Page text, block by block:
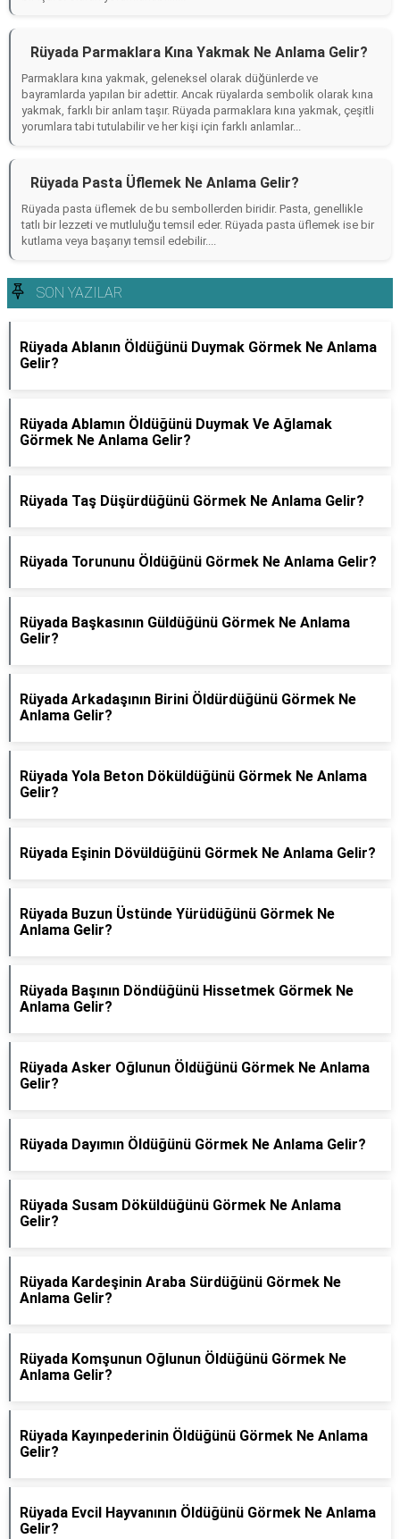
Rüyada Parmaklara Kına Yakmak Ne Anlama Gelir?
Parmaklara kına yakmak, geleneksel olarak düğünlerde ve
bayramlarda yapılan bir adettir. Ancak rüyalarda sembolik olarak kına
yakmak, farklı bir anlam taşır. Rüyada parmaklara kına yakmak, çeşitli
yorumlara tabi tutulabilir ve her kişi için farklı anlamlar...
Rüyada Pasta Üflemek Ne Anlama Gelir?
Rüyada pasta üflemek de bu sembollerden biridir. Pasta, genellikle
tatlı bir lezzeti ve mutluluğu temsil eder. Rüyada pasta üflemek ise bir
kutlama veya başarıyı temsil edebilir....
SON YAZILAR
Rüyada Ablanın Öldüğünü Duymak Görmek Ne Anlama
Gelir?
Rüyada Ablamın Öldüğünü Duymak Ve Ağlamak
Görmek Ne Anlama Gelir?
Rüyada Taş Düşürdüğünü Görmek Ne Anlama Gelir?
Rüyada Torununu Öldüğünü Görmek Ne Anlama Gelir?
Rüyada Başkasının Güldüğünü Görmek Ne Anlama
Gelir?
Rüyada Arkadaşının Birini Öldürdüğünü Görmek Ne
Anlama Gelir?
Rüyada Yola Beton Döküldüğünü Görmek Ne Anlama
Gelir?
Rüyada Eşinin Dövüldüğünü Görmek Ne Anlama Gelir?
Rüyada Buzun Üstünde Yürüdüğünü Görmek Ne
Anlama Gelir?
Rüyada Başının Döndüğünü Hissetmek Görmek Ne
Anlama Gelir?
Rüyada Asker Oğlunun Öldüğünü Görmek Ne Anlama
Gelir?
Rüyada Dayımın Öldüğünü Görmek Ne Anlama Gelir?
Rüyada Susam Döküldüğünü Görmek Ne Anlama
Gelir?
Rüyada Kardeşinin Araba Sürdüğünü Görmek Ne
Anlama Gelir?
Rüyada Komşunun Oğlunun Öldüğünü Görmek Ne
Anlama Gelir?
Rüyada Kayınpederinin Öldüğünü Görmek Ne Anlama
Gelir?
Rüyada Evcil Hayvanının Öldüğünü Görmek Ne Anlama
Gelir?